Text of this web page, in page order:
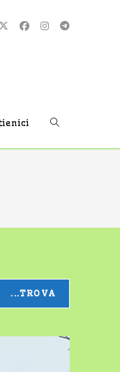
Attiva/
ricerca
sul
...TROVA